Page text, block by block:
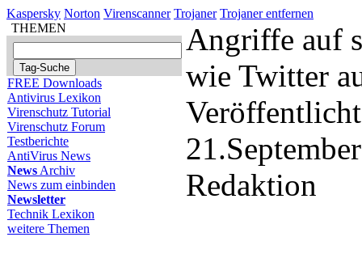
Kaspersky Norton Virenscanner Trojaner Trojaner entfernen
THEMEN
FREE Downloads
Antivirus Lexikon
Virenschutz Tutorial
Virenschutz Forum
Testberichte
AntiVirus News
News Archiv
News zum einbinden
Newsletter
Technik Lexikon
weitere Themen
Angriffe auf
wie Twitter
Redaktion